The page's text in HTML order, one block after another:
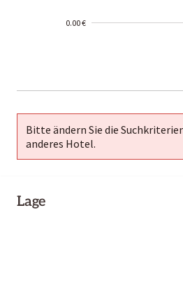
0.00 €
01-02
Bitte ändern Sie die
anderes Hotel.
Lage